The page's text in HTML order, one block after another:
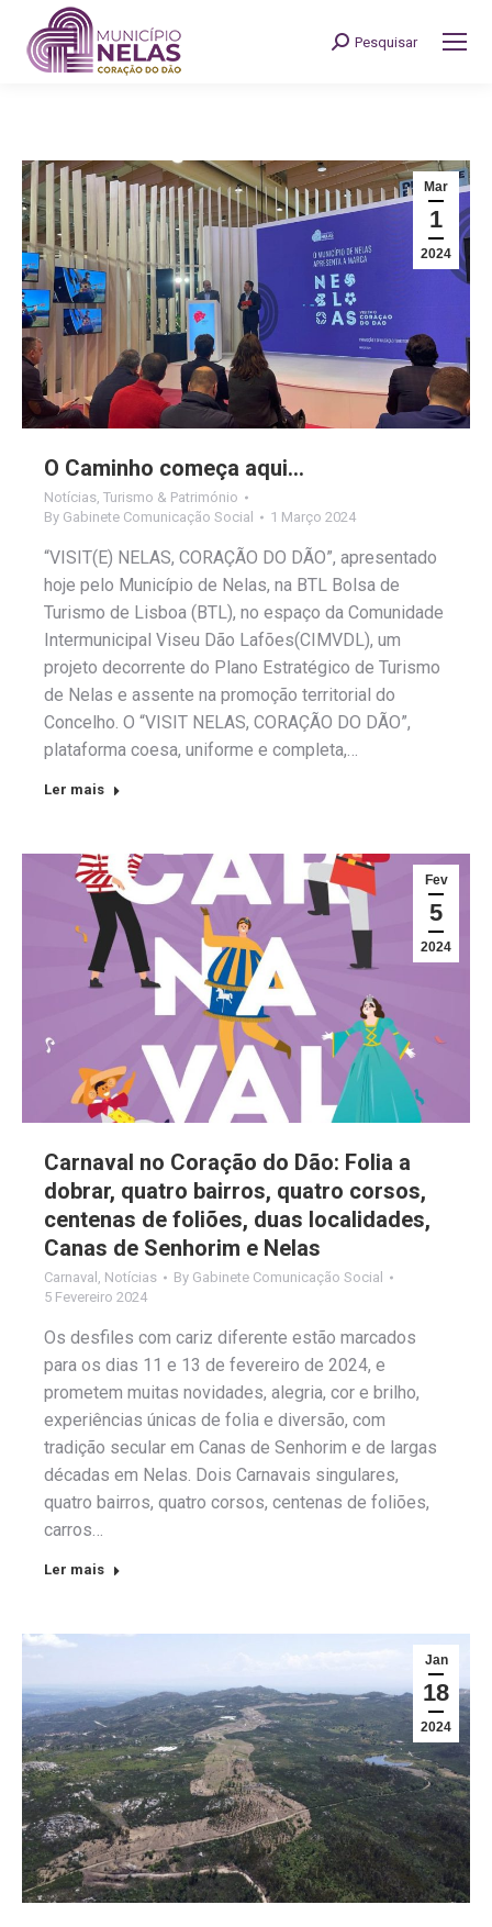
Search:
Pesquisar
Mar
1
2024
O Caminho começa aqui…
Notícias, Turismo & Património
By Gabinete Comunicação Social 1 Março 2024
“VISIT(E) NELAS, CORAÇÃO DO DÃO”, apresentado
hoje pelo Município de Nelas, na BTL Bolsa de
Turismo de Lisboa (BTL), no espaço da Comunidade
Intermunicipal Viseu Dão Lafões(CIMVDL), um
projeto decorrente do Plano Estratégico de Turismo
de Nelas e assente na promoção territorial do
Concelho. O “VISIT NELAS, CORAÇÃO DO DÃO”,
plataforma coesa, uniforme e completa,…
Ler mais
Fev
5
2024
Carnaval no Coração do Dão: Folia a
dobrar, quatro bairros, quatro corsos,
centenas de foliões, duas localidades,
Canas de Senhorim e Nelas
Carnaval , Notícias By Gabinete Comunicação Social
5 Fevereiro 2024
Os desfiles com cariz diferente estão marcados
para os dias 11 e 13 de fevereiro de 2024, e
prometem muitas novidades, alegria, cor e brilho,
experiências únicas de folia e diversão, com
tradição secular em Canas de Senhorim e de largas
décadas em Nelas. Dois Carnavais singulares,
quatro bairros, quatro corsos, centenas de foliões,
carros…
Ler mais
Jan
18
2024